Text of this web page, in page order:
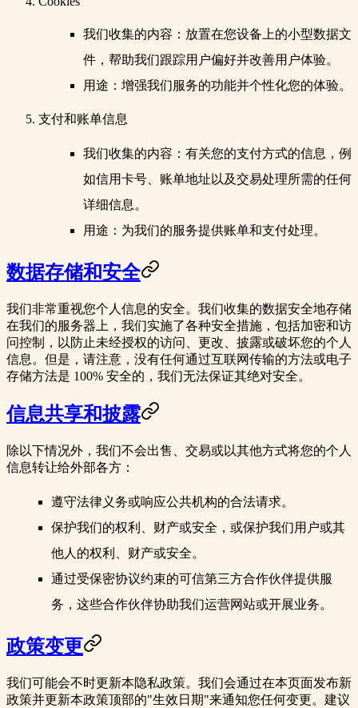
我们收集的内容 ：放置在您设备上的小型数据文
件，帮助我们跟踪用户偏好并改善用户体验。
用途 ：增强我们服务的功能并个性化您的体验。
支付和账单信息
我们收集的内容 ：有关您的支付方式的信息，例
如信用卡号、账单地址以及交易处理所需的任何
详细信息。
用途 ：为我们的服务提供账单和支付处理。
数据存储和安全
我们非常重视您个人信息的安全。我们收集的数据安全地存储
在我们的服务器上，我们实施了各种安全措施，包括加密和访
问控制，以防止未经授权的访问、更改、披露或破坏您的个人
信息。但是，请注意，没有任何通过互联网传输的方法或电子
存储方法是 100% 安全的，我们无法保证其绝对安全。
信息共享和披露
除以下情况外，我们不会出售、交易或以其他方式将您的个人
信息转让给外部各方：
遵守法律义务或响应公共机构的合法请求。
保护我们的权利、财产或安全，或保护我们用户或其
他人的权利、财产或安全。
通过受保密协议约束的可信第三方合作伙伴提供服
务，这些合作伙伴协助我们运营网站或开展业务。
政策变更
我们可能会不时更新本隐私政策。我们会通过在本页面发布新
政策并更新本政策顶部的"生效日期"来通知您任何变更。建议